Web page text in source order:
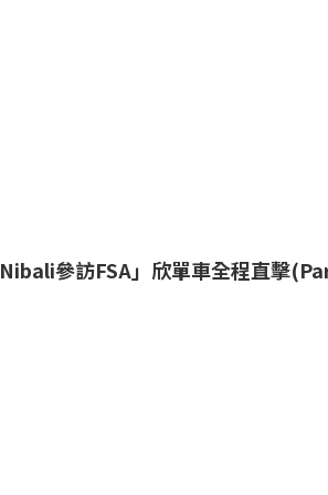
Nibali參訪FSA」欣單車全程直擊